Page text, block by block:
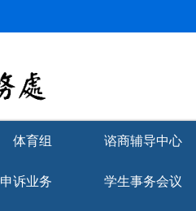
体育组 谘商辅导中心
诉业务 学生事务会议